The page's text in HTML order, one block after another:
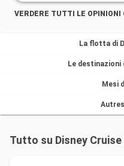
VERDERE TUTTI LE OPINIONI
La flotta di
Le destinazioni
Mesi
Tutto su Disney Cruise